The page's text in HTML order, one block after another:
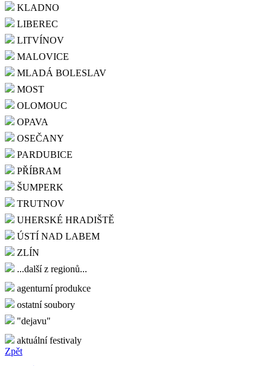
KLADNO
LIBEREC
LITVÍNOV
MALOVICE
MLADÁ BOLESLAV
MOST
OLOMOUC
OPAVA
OSEČANY
PARDUBICE
PŘÍBRAM
ŠUMPERK
TRUTNOV
UHERSKÉ HRADIŠTĚ
ÚSTÍ NAD LABEM
ZLÍN
...další z regionů...
agenturní produkce
ostatní soubory
"dejavu"
aktuální festivaly
Zpět